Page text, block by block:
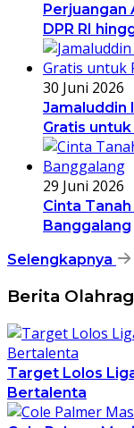
Perjuangan
DPR RI
30 Juni 2026
Jamaluddin
Gratis
29 Juni 2026
Cinta
Banggalang
Selengkapnya
Berita
Target Lolos
Bertalenta